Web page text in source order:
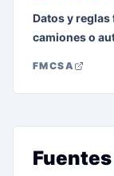
Datos y
camiones o
FMCSA